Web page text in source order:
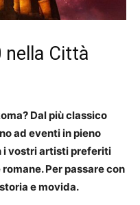
Città
Dal più classico
ad eventi in pieno
i vostri artisti preferiti
Per passare con
e movida.